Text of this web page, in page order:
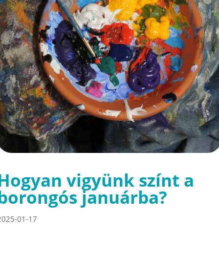
vigyünk színt a
januárba?
01-17